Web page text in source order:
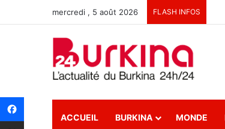
mercredi , 5 août 2026 FLASH INFOS
ACCUEIL BURKINA MONDE